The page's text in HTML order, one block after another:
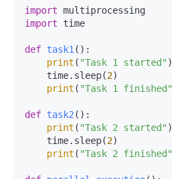
import
import time
def task1 ():
print ( "Task 1 started" )
    time.sleep(
2)
print ( "Task 1 finished"
def task2 ():
print ( "Task 2 started" )
    time.sleep(
2)
print ( "Task 2 finished"